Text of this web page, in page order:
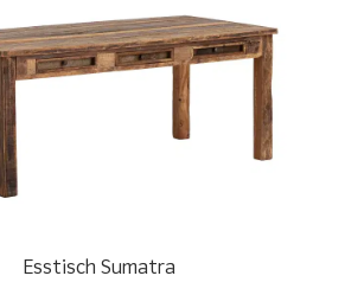
Esstisch Sumatra